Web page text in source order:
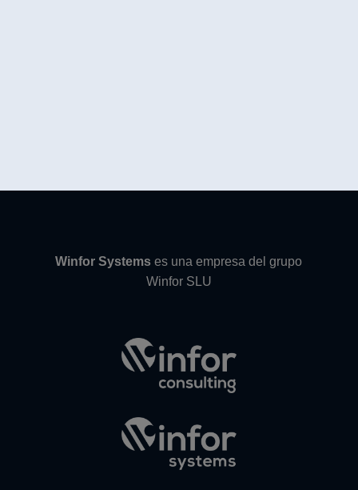
Winfor Systems es una empresa del grupo
Winfor SLU